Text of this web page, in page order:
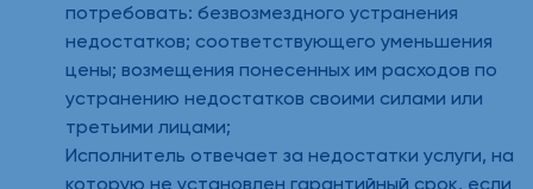
потребовать: безвозмездного устранения
недостатков; соответствующего уменьшения
цены; возмещения понесенных им расходов по
устранению недостатков своими силами или
третьими лицами;
Исполнитель отвечает за недостатки услуги, на
которую не установлен гарантийный срок, если